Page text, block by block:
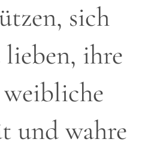
sich
lieben, ihre
und wahre